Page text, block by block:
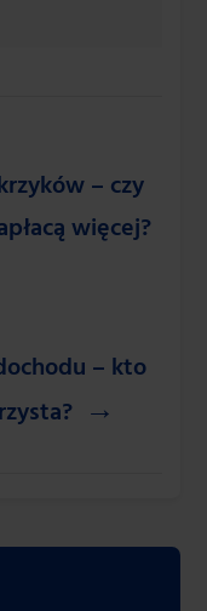
– czy
więcej?
– kto